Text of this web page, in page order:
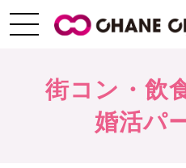
街コン・飲
婚活パ